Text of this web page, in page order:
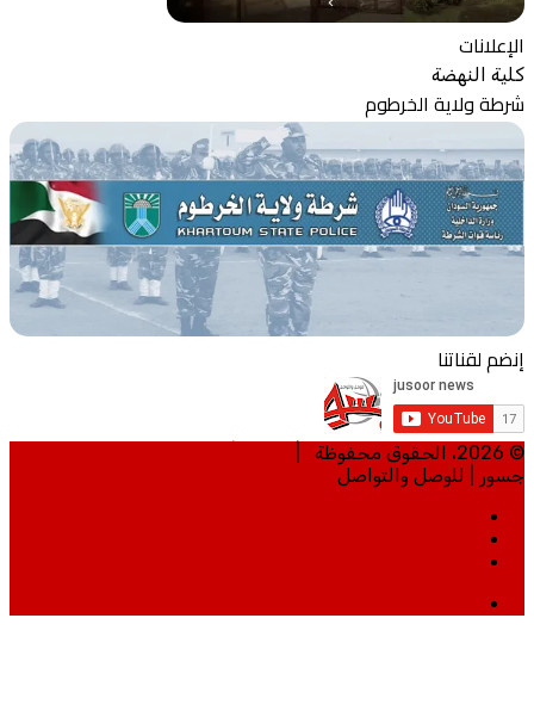
الإعلانات
كلية النهضة
شرطة ولاية الخرطوم
إنضم لقناتنا
© 2026، الحقوق محفوظة |
جسور | للوصل والتواصل